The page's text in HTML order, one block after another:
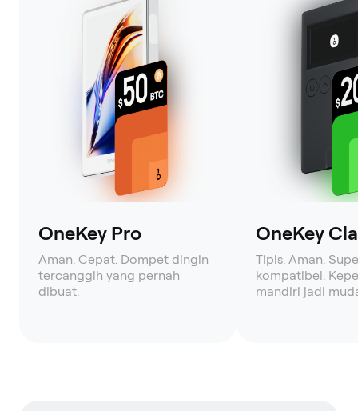
OneKey Pro
Aman. Cepat. Dompet dingin
tercanggih yang pernah
dibuat.
OneKey
Tipis. Aman.
kompatibel.
mandiri jadi